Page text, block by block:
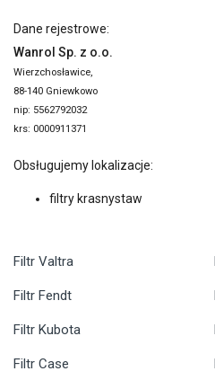
Dane rejestrowe:
Wanrol Sp. z o.o.
Wierzchosławice,
88-140 Gniewkowo
nip: 5562792032
krs: 0000911371
Obsługujemy lokalizacje:
filtry krasnystaw
Filtr Valtra
Filtr Fendt
Filtr Kubota
Filtr Case